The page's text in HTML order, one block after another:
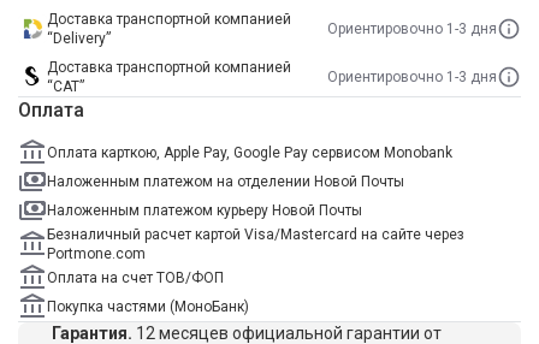
Доставка транспортной компанией
“Delivery”
Ориентировочно 1-3 дня
Доставка транспортной компанией
“САТ”
Ориентировочно 1-3 дня
Оплата
Оплата карткою, Apple Pay, Google Pay сервисом Monobank
Наложенным платежом на отделении Новой Почты
Наложенным платежом курьеру Новой Почты
Безналичный расчет картой Visa/Mastercard на сайте через
Portmone.com
Оплата на счет ТОВ/ФОП
Покупка частями (МоноБанк)
Гарантия. 12 месяцев официальной гарантии от